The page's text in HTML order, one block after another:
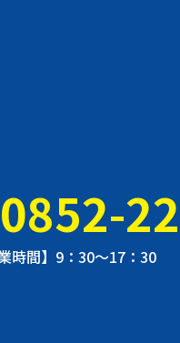
0852-
業時間】9：30〜17：30